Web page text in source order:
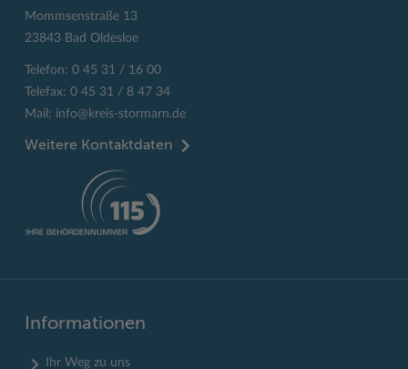
Mommsenstraße 13
23843 Bad Oldesloe
Telefon: 0 45 31 / 16 00
Telefax: 0 45 31 / 8 47 34
Mail: info@kreis-stormarn.de
Weitere Kontaktdaten
Informationen
Ihr Weg zu uns